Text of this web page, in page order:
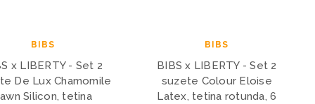
BIBS
x LIBERTY - Set 2
De Lux Chamomile
Silicon, tetina
BIBS
BIBS x LIBERTY - Set 2
suzete Colour Eloise
Latex, tetina rotunda, 6